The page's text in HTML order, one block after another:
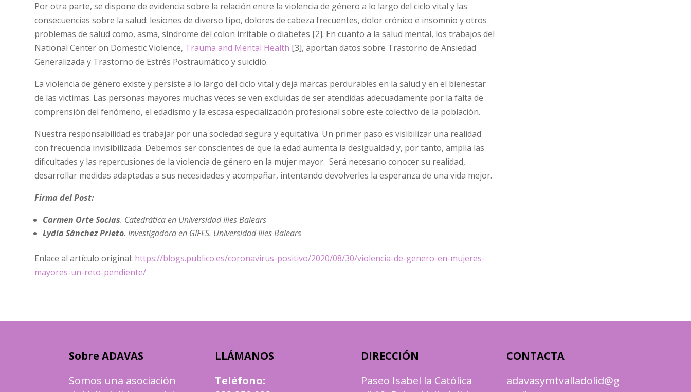
Por otra parte, se dispone de evidencia sobre la relación entre la violencia de género a lo largo del ciclo vital y las
consecuencias sobre la salud: lesiones de diverso tipo, dolores de cabeza frecuentes, dolor crónico e insomnio y otros
problemas de salud como, asma, síndrome del colon irritable o diabetes [2]. En cuanto a la salud mental, los trabajos del
National Center on Domestic Violence, Trauma and Mental Health [3], aportan datos sobre Trastorno de Ansiedad
Generalizada y Trastorno de Estrés Postraumático y suicidio.
La violencia de género existe y persiste a lo largo del ciclo vital y deja marcas perdurables en la salud y en el bienestar
de las victimas. Las personas mayores muchas veces se ven excluidas de ser atendidas adecuadamente por la falta de
comprensión del fenómeno, el edadismo y la escasa especialización profesional sobre este colectivo de la población.
Nuestra responsabilidad es trabajar por una sociedad segura y equitativa. Un primer paso es visibilizar una realidad
con frecuencia invisibilizada. Debemos ser conscientes de que la edad aumenta la desigualdad y, por tanto, amplia las
dificultades y las repercusiones de la violencia de género en la mujer mayor. Será necesario conocer su realidad,
desarrollar medidas adaptadas a sus necesidades y acompañar, intentando devolverles la esperanza de una vida mejor.
Firma del Post:
Carmen Orte Socias. Catedrática en Universidad Illes Balears
Lydia Sánchez Prieto. Investigadora en GIFES. Universidad Illes Balears
Enlace al artículo original: https://blogs.publico.es/coronavirus-positivo/2020/08/30/violencia-de-genero-en-mujeres-
mayores-un-reto-pendiente/
Sobre ADAVAS
Somos una asociación
LLÁMANOS
Teléfono:
DIRECCIÓN
Paseo Isabel la Católica
CONTACTA
adavasymtvalladolid@g